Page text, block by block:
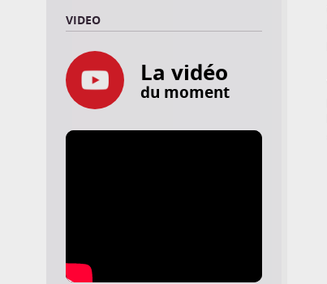
VIDEO
La vidéo
du moment